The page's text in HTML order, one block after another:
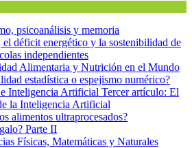
psicoanálisis y memoria
déficit energético y la sostenibilidad de
independientes
Alimentaria y Nutrición en el Mundo
estadística o espejismo numérico?
Inteligencia Artificial Tercer artículo: El
la Inteligencia Artificial
alimentos ultraprocesados?
Parte II
Físicas, Matemáticas y Naturales